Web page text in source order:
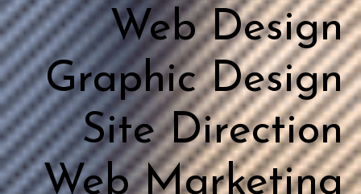
Web Design
Graphic Design
Site Direction
Web Marketing